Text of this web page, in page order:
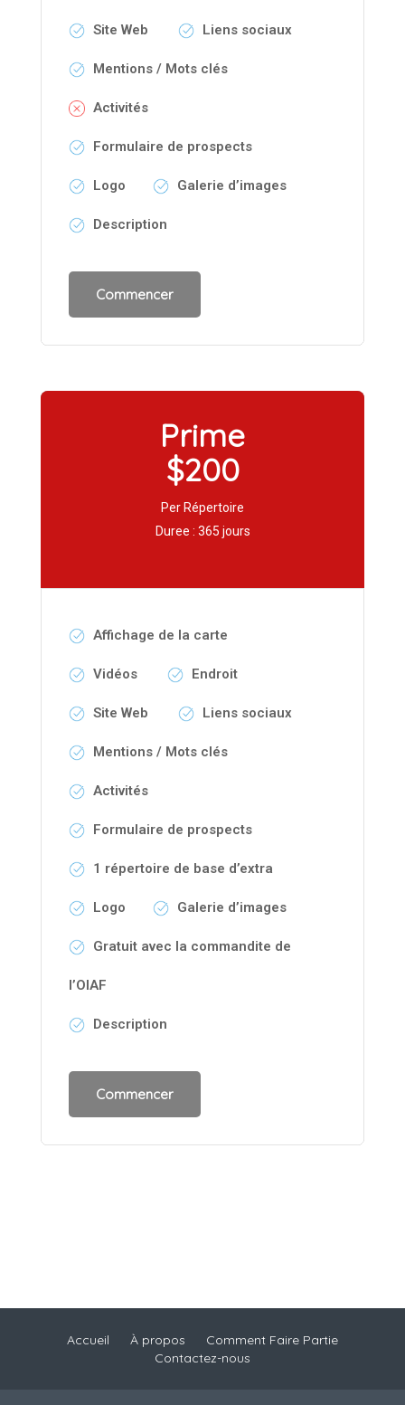
Site Web Liens sociaux
Mentions / Mots clés
Activités
Formulaire de prospects
Logo Galerie d’images
Description
Prime
$200
Per Répertoire
Duree : 365 jours
Affichage de la carte
Vidéos Endroit
Site Web Liens sociaux
Mentions / Mots clés
Activités
Formulaire de prospects
1 répertoire de base d’extra
Logo Galerie d’images
Gratuit avec la commandite de
l’OIAF
Description
Accueil À propos
Comment Faire Partie
Contactez-nous